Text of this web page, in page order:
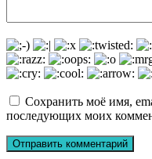
Сохранить моё имя,
последующих моих